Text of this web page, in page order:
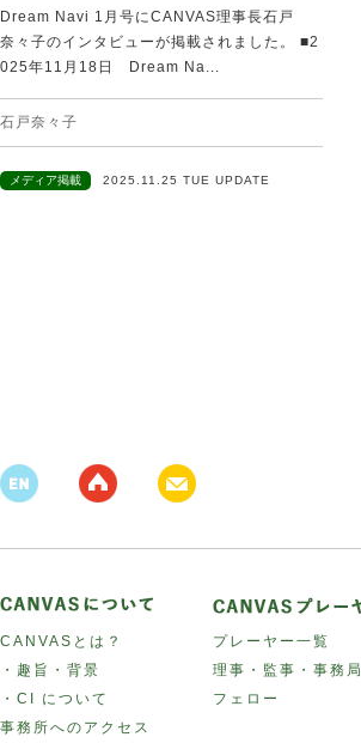
Dream Navi 1月号にCANVAS理事長石戸
奈々子のインタビューが掲載されました。 ■2
025年11月18日 Dream Na...
石戸奈々子
メディア掲載 2025.11.25 TUE UPDATE
CANVASとは？
・趣旨・背景
・CI について
事務所へのアクセス
プレーヤー一覧
理事・監事・事務局
フェロー